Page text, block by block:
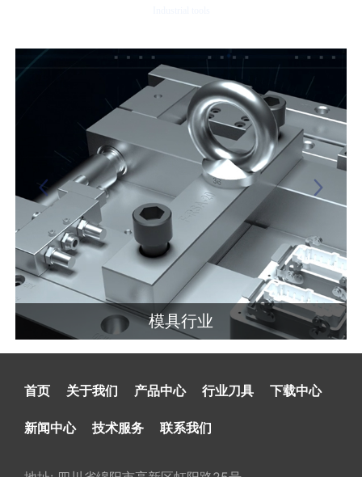
船舶动力行业
首页 关于我们 产品中心 行业刀具 下载中心
新闻中心 技术服务 联系我们